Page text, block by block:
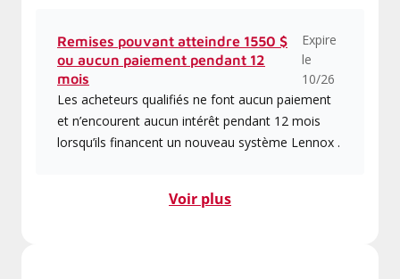
Remises pouvant atteindre 1550 $
ou aucun paiement pendant 12
mois
Expire
le
10/26
Les acheteurs qualifiés ne font aucun paiement
et n’encourent aucun intérêt pendant 12 mois
lorsqu’ils financent un nouveau système Lennox .
Voir plus